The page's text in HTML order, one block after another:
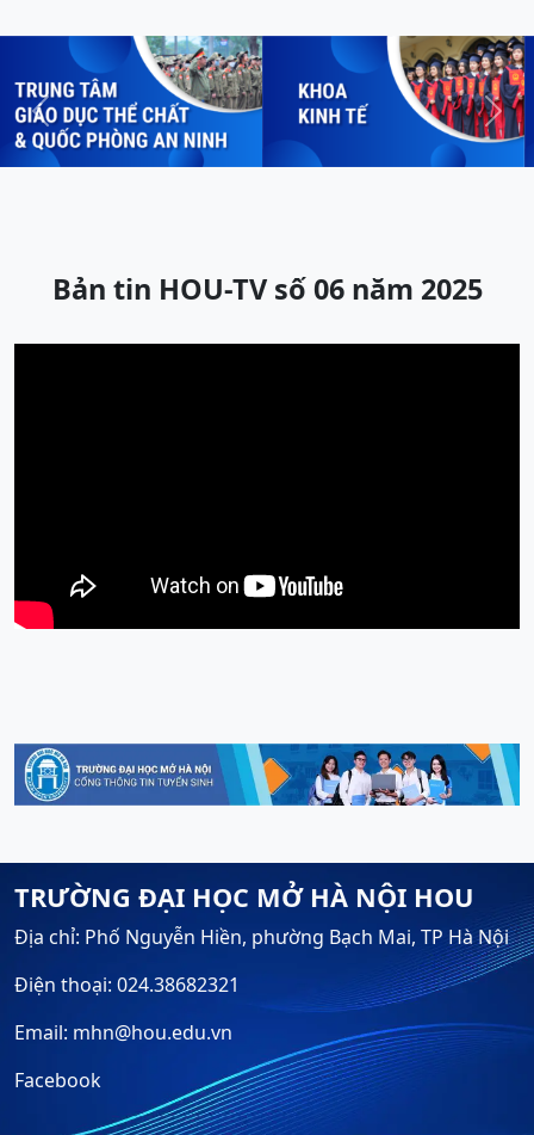
Previous Next
Bản tin HOU-TV số 06 năm 2025
TRƯỜNG ĐẠI HỌC MỞ HÀ NỘI HOU
Địa chỉ: Phố Nguyễn Hiền, phường Bạch Mai, TP Hà Nội
Điện thoại: 024.38682321
Email: mhn@hou.edu.vn
Facebook